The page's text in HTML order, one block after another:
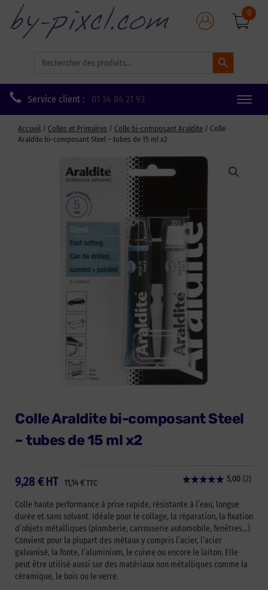
for:
Search Button
0
Service client : 01 34 84 21 93
Toggle
Accueil / Colles et Primaires / Colle bi-composant Araldite / Colle
Araldite bi-composant Steel – tubes de 15 ml x2
Colle Araldite bi-composant Steel
– tubes de 15 ml x2
9,28 € 11,14€ TTC
HT
Colle haute performance à prise rapide, résistante à l’eau, longue
durée et sans solvant. Idéale pour le collage, la réparation, la fixation
d’objets métalliques (plomberie, carrosserie automobile, fenêtres…)
Convient pour la plupart des métaux y compris l’acier, l’acier
galvanisé, la fonte, l’aluminium, le cuivre ou encore le laiton. Elle
peut être utilisé aussi sur des matériaux non métalliques comme la
céramique, le bois ou le verre.